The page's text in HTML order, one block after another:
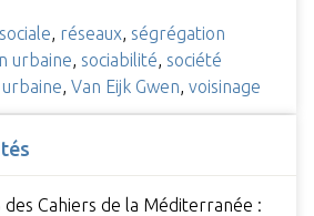
réseaux ségrégation
urbaine sociabilité société
Van Eijk Gwen voisinage
des Cahiers de la Méditerranée :